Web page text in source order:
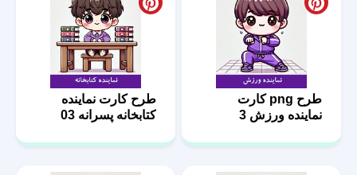
طرح png کارت
نماینده ورزش 3
طرح کارت نماینده
کتابخانه پسرانه 03